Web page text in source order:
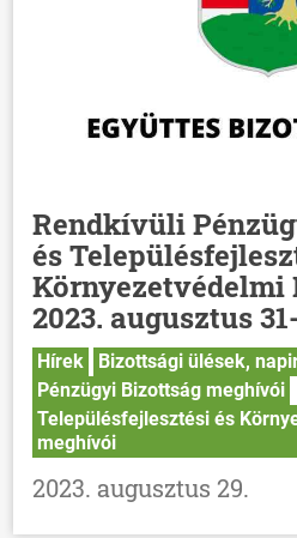
Rendkívüli
és
Környezetvédelmi
2023. augusztus
Hírek
Bizottsági ülések,
Pénzügyi Bizottság meghívói
Településfejlesztési és
meghívói
2023. augusztus 29.